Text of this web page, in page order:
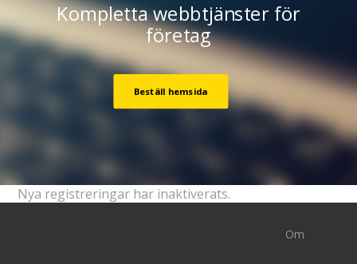
Kompletta webbtjänster för
företag
Beställ hemsida
Nya registreringar har inaktiverats.
Om